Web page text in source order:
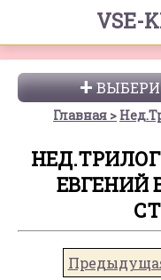
VSE-
Главная
ЕВГЕНИЙ